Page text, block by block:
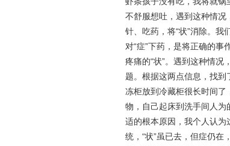
不舒服想吐，遇到这种情
针、吃药，将“状”消除。我
对“症”下药，是将正确的事
疼痛的“状”。遇到这种情况
题。根据这两点信息，找
冻柜放到冷藏柜很长时间了
物，自己起床到洗手间人为
适的根本原因，我个人认
统， “状”虽已去，但症仍在